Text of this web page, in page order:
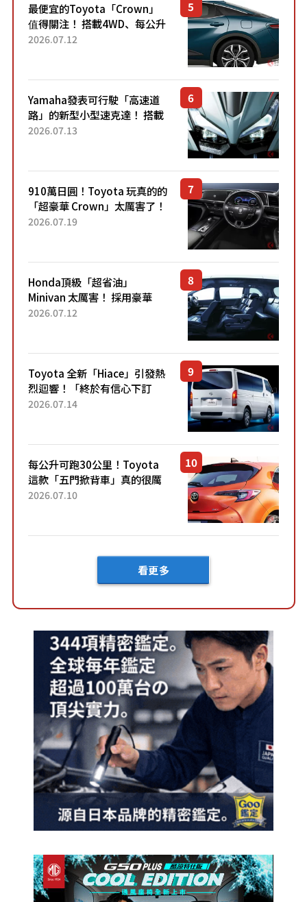
最便宜的Toyota「Crown」
值得關注！ 搭載4WD、每公升
22.4公里低油耗表現超亮眼！
2026.07.12
Yamaha發表可行駛「高速道
路」的新型小型速克達！ 搭載
能享受超強勁「渦輪感」的動
2026.07.13
910萬日圓！Toyota 玩真的的
「超豪華 Crown」太厲害了！
採用由「匠人技藝」打造的
2026.07.19
Honda頂級「超省油」
Minivan 太厲害！ 採用豪華
「真皮座椅」與專屬「黑色內
「三...
2026.07.12
Toyota 全新「Hiace」引發熱
烈迴響！「終於有信心下訂
了！」「哪個等級交車最
車？...
2026.07.14
每公升可跑30公里！Toyota
這款「五門掀背車」真的很厲
害！ 擁有全長4.3公尺的「剛剛
2026.07.10
看更多